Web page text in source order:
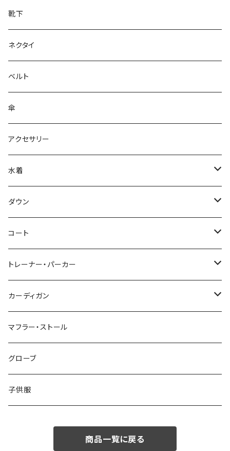
靴下
ネクタイ
ベルト
傘
アクセサリー
水着
～44/S
46/M
48/L
50/XL～
ダウン
～44/S
46/M
48/L
50/XL～
コート
～44/S
46/M
48/L
50/XL～
トレーナー・パーカー
～44/S
46/M
48/L
50/XL～
カーディガン
～44/S
46/M
48/L
マフラー・ストール
グローブ
子供服
商品一覧に戻る